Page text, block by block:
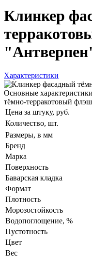
Клинкер
Характеристики
Основные
тёмно-терракотовый
Цена за штуку, руб.
Количество, шт.
Размеры, в мм
Бренд
Марка
Поверхность
Баварская кладка
Формат
Плотность
Морозостойкость
Водопоглощение, %
Пустотность
Цвет
Вес